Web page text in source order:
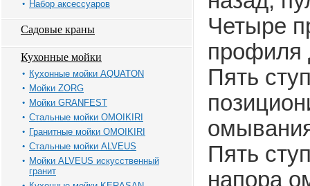
Набор аксессуаров
Садовые краны
Кухонные мойки
Кухонные мойки AQUATON
Мойки ZORG
Мойки GRANFEST
Стальные мойки OMOIKIRI
Гранитные мойки OMOIKIRI
Стальные мойки ALVEUS
Мойки ALVEUS искусственный
гранит
Четыре
профиля
Пять
Пять
напора